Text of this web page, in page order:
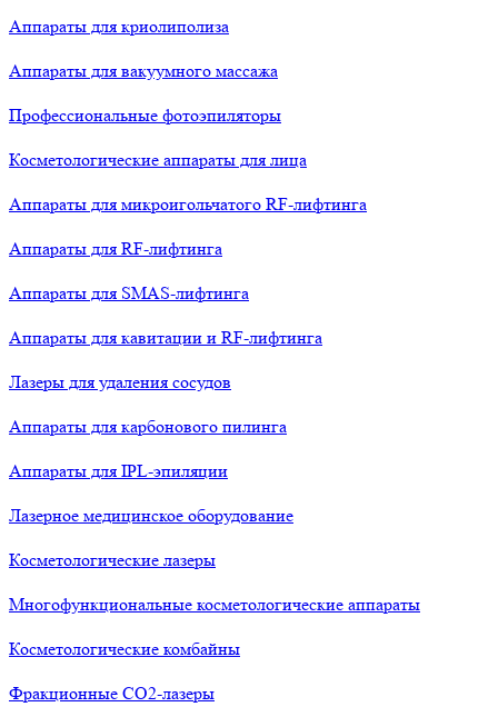
Аппараты для криолиполиза
Аппараты для вакуумного массажа
Профессиональные фотоэпиляторы
Косметологические аппараты для лица
Аппараты для микроигольчатого RF-лифтинга
Аппараты для RF-лифтинга
Аппараты для SMAS-лифтинга
Аппараты для кавитации и RF-лифтинга
Лазеры для удаления сосудов
Аппараты для карбонового пилинга
Аппараты для IPL-эпиляции
Лазерное медицинское оборудование
Косметологические лазеры
Многофункциональные косметологические аппараты
Косметологические комбайны
Фракционные СО2-лазеры